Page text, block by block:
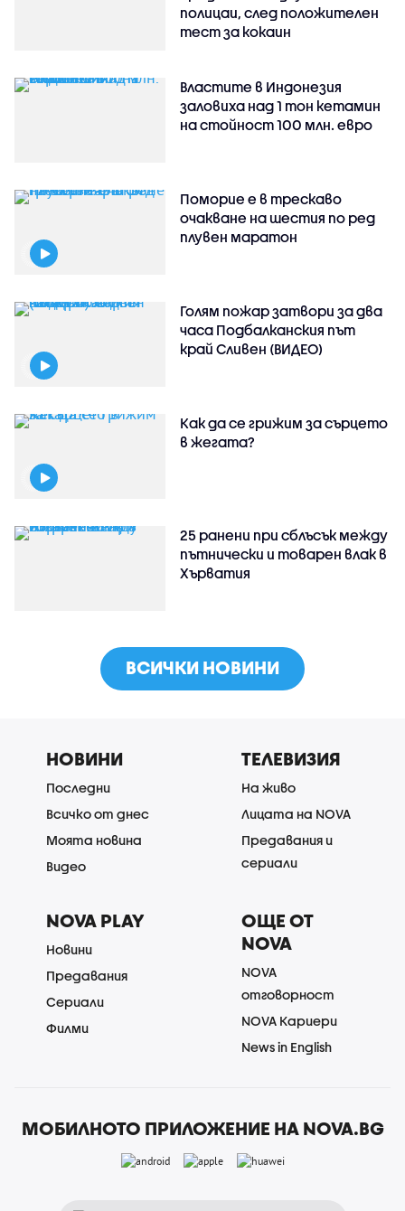
полицаи, след положителен
тест за кокаин
Властите в Индонезия
заловиха над 1 тон кетамин
на стойност 100 млн. евро
Поморие е в трескаво
очакване на шестия по ред
плувен маратон
Голям пожар затвори за два
часа Подбалканския път
край Сливен (ВИДЕО)
Как да се грижим за сърцето
в жегата?
25 ранени при сблъсък между
пътнически и товарен влак в
Хърватия
ВСИЧКИ НОВИНИ
НОВИНИ
Последни
Всичко от днес
Моята новина
Видео
ТЕЛЕВИЗИЯ
На живо
Лицата на NOVA
Предавания и
сериали
NOVA PLAY
Новини
Предавания
Сериали
Филми
ОЩЕ ОТ
NOVA
NOVA
отговорност
NOVA Кариери
News in English
МОБИЛНОТО ПРИЛОЖЕНИЕ НА NOVA.BG